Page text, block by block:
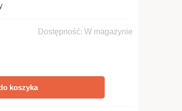
Dostępność: W magazynie
koszyka